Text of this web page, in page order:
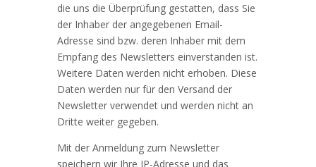
die uns die Überprüfung gestatten, dass Sie
der Inhaber der angegebenen Email-
Adresse sind bzw. deren Inhaber mit dem
Empfang des Newsletters einverstanden ist.
Weitere Daten werden nicht erhoben. Diese
Daten werden nur für den Versand der
Newsletter verwendet und werden nicht an
Dritte weiter gegeben.
Mit der Anmeldung zum Newsletter
speichern wir Ihre IP-Adresse und das